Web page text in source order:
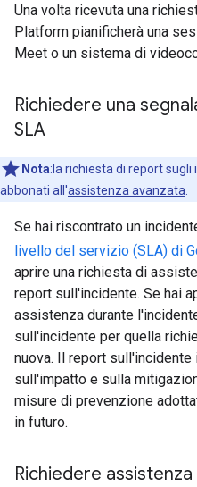
Una volta ricevuta una
Platform pianificherà una
Meet o un sistema di
Richiedere una
SLA
Nota:la richiesta di report sugli
abbonati all'assistenza avanzata
Se hai riscontrato un
livello del servizio (SLA) di
aprire una richiesta di
report sull'incidente. Se hai
assistenza durante
sull'incidente per quella
nuova. Il report
sull'impatto e sulla
misure di prevenzione
in futuro.
Richiedere